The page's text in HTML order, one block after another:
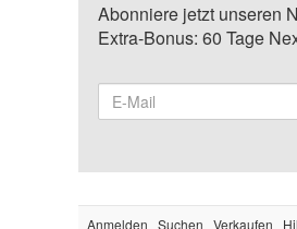
Abonniere jetzt unseren
Extra-Bonus: 60 Tage
Anmelden Suchen Verkaufen